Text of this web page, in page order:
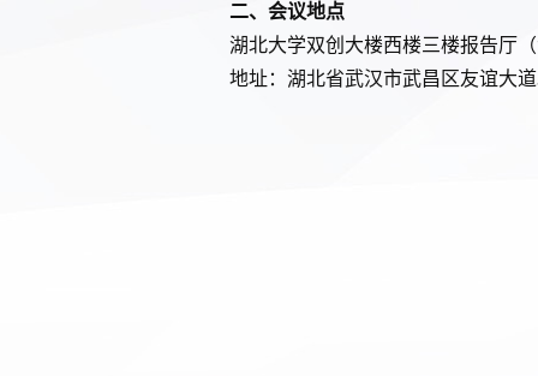
二、会议地点
湖北大学双创大楼西楼三楼报告厅
地址： 湖北省武汉市武昌区友谊大道